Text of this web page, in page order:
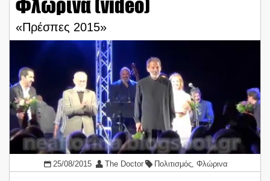
Φλώρινα (video)
«Πρέσπες 2015»
25/08/2015 The Doctor Πολιτισμός, Φλώρινα